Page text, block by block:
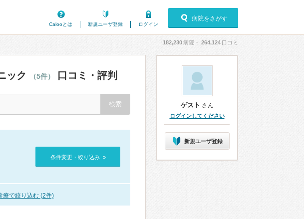
Calooとは
新規ユーザ登録 ログイン
病院をさがす
182,230病院・ 264,124 口コミ
ック （5件） 口コミ・評判
条件変更・絞り込み »
療で絞り込む (2件)
ゲスト さん
ログインしてください
新規ユーザ登録